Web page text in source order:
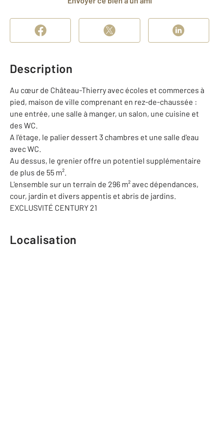
Description
Au cœur de Château-Thierry avec écoles et commerces à
pied, maison de ville comprenant en rez-de-chaussée :
une entrée, une salle à manger, un salon, une cuisine et
des WC.
A l'étage, le palier dessert 3 chambres et une salle d'eau
avec WC.
Au dessus, le grenier offre un potentiel supplémentaire
de plus de 55 m².
L'ensemble sur un terrain de 296 m² avec dépendances,
cour, jardin et divers appentis et abris de jardins.
EXCLUSVITÉ CENTURY 21
Localisation